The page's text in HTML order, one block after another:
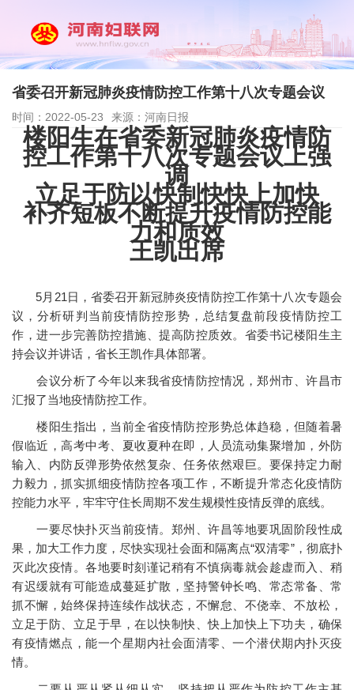
省委召开新冠肺炎疫情防控工作第十八次专题会议
时间：2022-05-23 来源：河南日报
楼阳生在省委新冠肺炎疫情防
控工作第十八次专题会议上强
调
立足于防以快制快快上加快
补齐短板不断提升疫情防控能
力和质效
王凯出席
5月21日，省委召开新冠肺炎疫情防控工作第十八次专题会
议，分析研判当前疫情防控形势，总结复盘前段疫情防控工
作，进一步完善防控措施、提高防控质效。省委书记楼阳生主
持会议并讲话，省长王凯作具体部署。
会议分析了今年以来我省疫情防控情况，郑州市、许昌市
汇报了当地疫情防控工作。
楼阳生指出，当前全省疫情防控形势总体趋稳，但随着暑
假临近，高考中考、夏收夏种在即，人员流动集聚增加，外防
输入、内防反弹形势依然复杂、任务依然艰巨。要保持定力耐
力毅力，抓实抓细疫情防控各项工作，不断提升常态化疫情防
控能力水平，牢牢守住长周期不发生规模性疫情反弹的底线。
一要尽快扑灭当前疫情。郑州、许昌等地要巩固阶段性成
果，加大工作力度，尽快实现社会面和隔离点“双清零”，彻底扑
灭此次疫情。各地要时刻谨记稍有不慎病毒就会趁虚而入、稍
有迟缓就有可能造成蔓延扩散，坚持警钟长鸣、常态常备、常
抓不懈，始终保持连续作战状态，不懈怠、不侥幸、不放松，
立足于防、立足于早，在以快制快、快上加快上下功夫，确保
有疫情燃点，能一个星期内社会面清零、一个潜伏期内扑灭疫
情。